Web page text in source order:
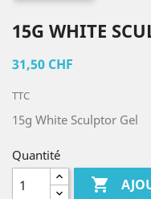
15G WHITE
31,50 CHF
TTC
15g White Sculptor Gel
Quantité
